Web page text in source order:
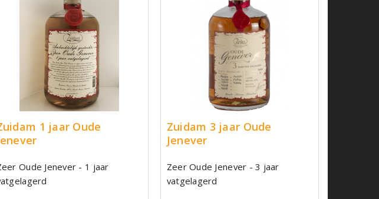
1 jaar Oude
Oude Jenever - 1 jaar
Zuidam 3 jaar Oude
Jenever
Zeer Oude Jenever - 3 jaar
vatgelagerd